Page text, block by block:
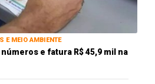
E MEIO AMBIENTE
e fatura R$ 45,9 mil na